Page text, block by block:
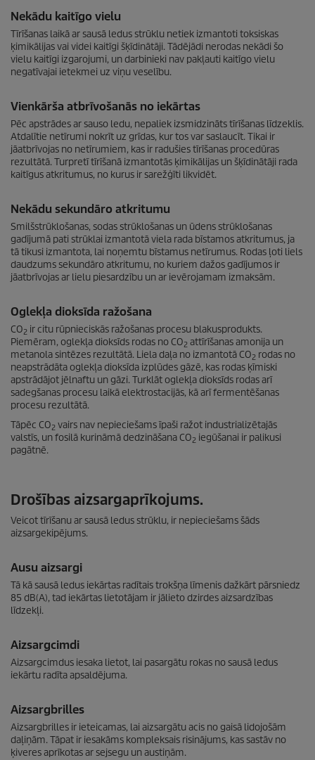
Nekādu kaitīgo vielu
Tīrīšanas laikā ar sausā ledus strūklu netiek izmantoti toksiskas
ķimikālijas vai videi kaitīgi šķīdinātāji. Tādējādi nerodas nekādi šo
vielu kaitīgi izgarojumi, un darbinieki nav pakļauti kaitīgo vielu
negatīvajai ietekmei uz viņu veselību.
Vienkārša atbrīvošanās no iekārtas
Pēc apstrādes ar sauso ledu, nepaliek izsmidzināts tīrīšanas līdzeklis.
Atdalītie netīrumi nokrīt uz grīdas, kur tos var saslaucīt. Tikai ir
jāatbrīvojas no netīrumiem, kas ir radušies tīrīšanas procedūras
rezultātā. Turpretī tīrīšanā izmantotās ķimikālijas un šķīdinātāji rada
kaitīgus atkritumus, no kurus ir sarežģīti likvidēt.
Nekādu sekundāro atkritumu
Smilšstrūklošanas, sodas strūklošanas un ūdens strūklošanas
gadījumā pati strūklai izmantotā viela rada bīstamos atkritumus, ja
tā tikusi izmantota, lai noņemtu bīstamus netīrumus. Rodas ļoti liels
daudzums sekundāro atkritumu, no kuriem dažos gadījumos ir
jāatbrīvojas ar lielu piesardzību un ar ievērojamam izmaksām.
Oglekļa dioksīda ražošana
CO2 ir citu rūpnieciskās ražošanas procesu blakusprodukts.
Piemēram, oglekļa dioksīds rodas no CO2 attīrīšanas amonija un
metanola sintēzes rezultātā. Liela daļa no izmantotā CO2 rodas no
neapstrādāta oglekļa dioksīda izplūdes gāzē, kas rodas ķīmiski
apstrādājot jēlnaftu un gāzi. Turklāt oglekļa dioksīds rodas arī
sadegšanas procesu laikā elektrostacijās, kā arī fermentēšanas
procesu rezultātā.
Tāpēc CO2 vairs nav nepieciešams īpaši ražot industrializētajās
valstīs, un fosilā kurināmā dedzināšana CO2 iegūšanai ir palikusi
pagātnē.
Drošības aizsargaprīkojums.
Veicot tīrīšanu ar sausā ledus strūklu, ir nepieciešams šāds
aizsargekipējums.
Ausu aizsargi
Tā kā sausā ledus iekārtas radītais trokšņa līmenis dažkārt pārsniedz
85 dB(A), tad iekārtas lietotājam ir jālieto dzirdes aizsardzības
līdzekļi.
Aizsargcimdi
Aizsargcimdus iesaka lietot, lai pasargātu rokas no sausā ledus
iekārtu radīta apsaldējuma.
Aizsargbrilles
Aizsargbrilles ir ieteicamas, lai aizsargātu acis no gaisā lidojošām
daļiņām. Tāpat ir iesakāms kompleksais risinājums, kas sastāv no
ķiveres aprīkotas ar sejsegu un austiņām.